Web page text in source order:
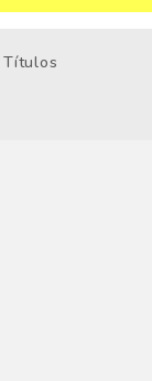
Títulos